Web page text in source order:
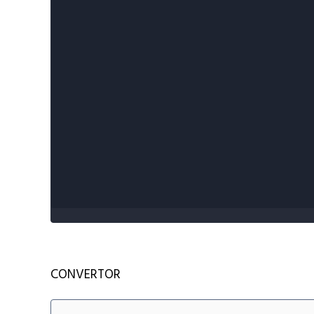
CONVERTOR